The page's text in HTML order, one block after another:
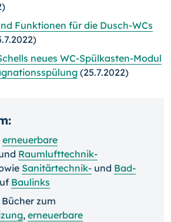
Funktionen für die Dusch-WCs
neues WC-Spülkasten-Modul
(25.7.2022)
erneuerbare
Raumlufttechnik-
Sanitärtechnik- und Bad-
Baulinks
zum
, erneuerbare